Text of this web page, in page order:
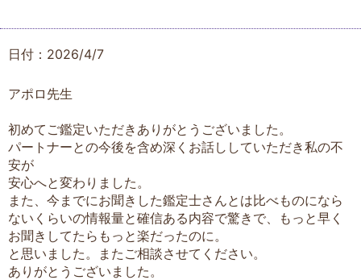
日付：2026/4/7
アポロ先生
初めてご鑑定いただきありがとうございました。
パートナーとの今後を含め深くお話ししていただき私の不
安が
安心へと変わりました。
また、今までにお聞きした鑑定士さんとは比べものになら
ないくらいの情報量と確信ある内容で驚きで、もっと早く
お聞きしてたらもっと楽だったのに。
と思いました。またご相談させてください。
ありがとうございました。